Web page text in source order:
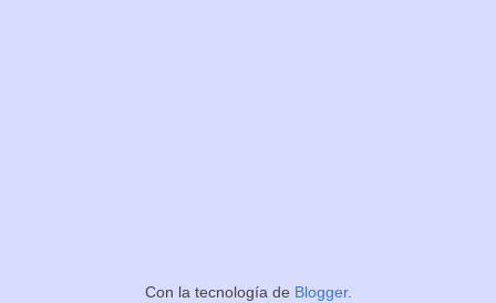
Con la tecnología de Blogger.